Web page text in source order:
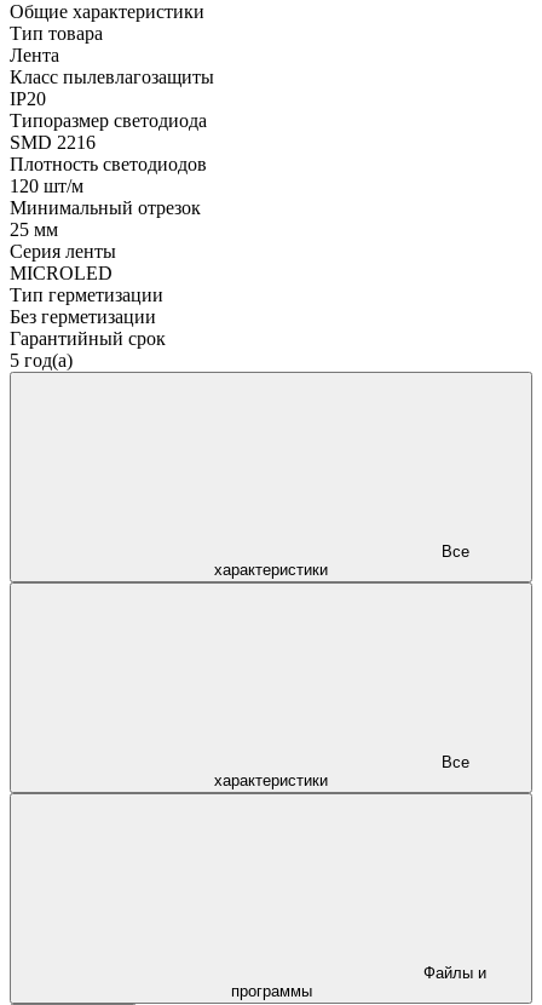
Общие характеристики
Тип товара
Лента
Класс пылевлагозащиты
IP20
Типоразмер светодиода
SMD 2216
Плотность светодиодов
120 шт/м
Минимальный отрезок
25 мм
Серия ленты
MICROLED
Тип герметизации
Без герметизации
Гарантийный срок
5 год(а)
характеристики
характеристики
программы